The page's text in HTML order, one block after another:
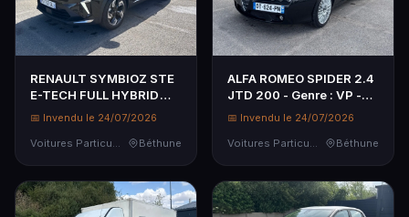
RENAULT SYMBIOZ STE
E-TECH FULL HYBRID
169 CH TECHNO -
HYBRID 169 CH TECHNO
📅 Invendu le 24/07/2026
Voitures Particulières
Béthune
ALFA ROMEO SPIDER 2.4
JTD 200 - Genre : VP -
Carrosserie : CABR -
NOIR - Kilométrage
📅 Invendu le 24/07/2026
Voitures Particulières
Béthune